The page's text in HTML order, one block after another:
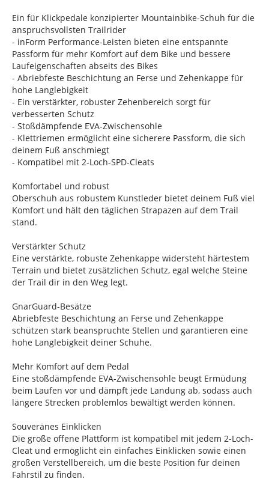
Ein für Klickpedale konzipierter Mountainbike-Schuh für die
anspruchsvollsten Trailrider
- inForm Performance-Leisten bieten eine entspannte
Passform für mehr Komfort auf dem Bike und bessere
Laufeigenschaften abseits des Bikes
- Abriebfeste Beschichtung an Ferse und Zehenkappe für
hohe Langlebigkeit
- Ein verstärkter, robuster Zehenbereich sorgt für
verbesserten Schutz
- Stoßdämpfende EVA-Zwischensohle
- Klettriemen ermöglicht eine sicherere Passform, die sich
deinem Fuß anschmiegt
- Kompatibel mit 2-Loch-SPD-Cleats
Komfortabel und robust
Oberschuh aus robustem Kunstleder bietet deinem Fuß viel
Komfort und hält den täglichen Strapazen auf dem Trail
stand.
Verstärkter Schutz
Eine verstärkte, robuste Zehenkappe widersteht härtestem
Terrain und bietet zusätzlichen Schutz, egal welche Steine
der Trail dir in den Weg legt.
GnarGuard-Besätze
Abriebfeste Beschichtung an Ferse und Zehenkappe
schützen stark beanspruchte Stellen und garantieren eine
hohe Langlebigkeit deiner Schuhe.
Mehr Komfort auf dem Pedal
Eine stoßdämpfende EVA-Zwischensohle beugt Ermüdung
beim Laufen vor und dämpft jede Landung ab, sodass auch
längere Strecken problemlos bewältigt werden können.
Souveränes Einklicken
Die große offene Plattform ist kompatibel mit jedem 2-Loch-
Cleat und ermöglicht ein einfaches Einklicken sowie einen
großen Verstellbereich, um die beste Position für deinen
Fahrstil zu finden.